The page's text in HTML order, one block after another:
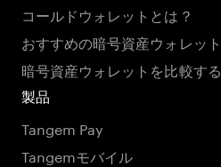
コールドウォレットとは？
おすすめの暗号資産ウォレット
暗号資産ウォレットを比較する
製品
Tangem Pay
Tangemモバイル